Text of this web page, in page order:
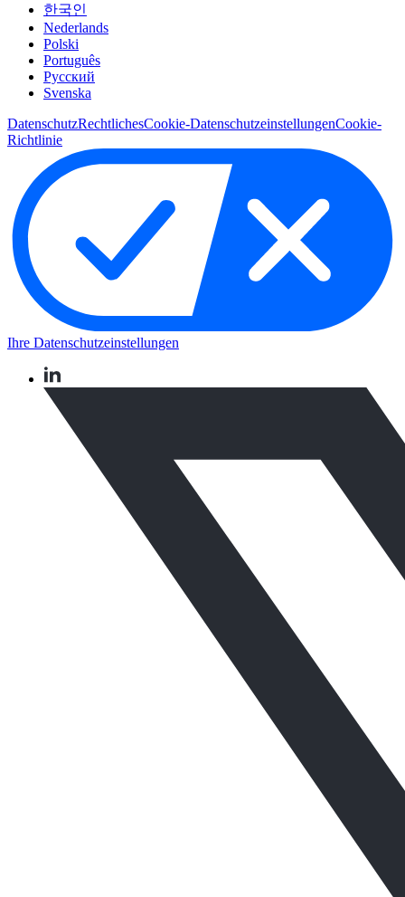
한국인
Nederlands
Polski
Português
Pусский
Svenska
DatenschutzRechtlichesCookie-DatenschutzeinstellungenCookie-
Richtlinie
Ihre Datenschutzeinstellungen